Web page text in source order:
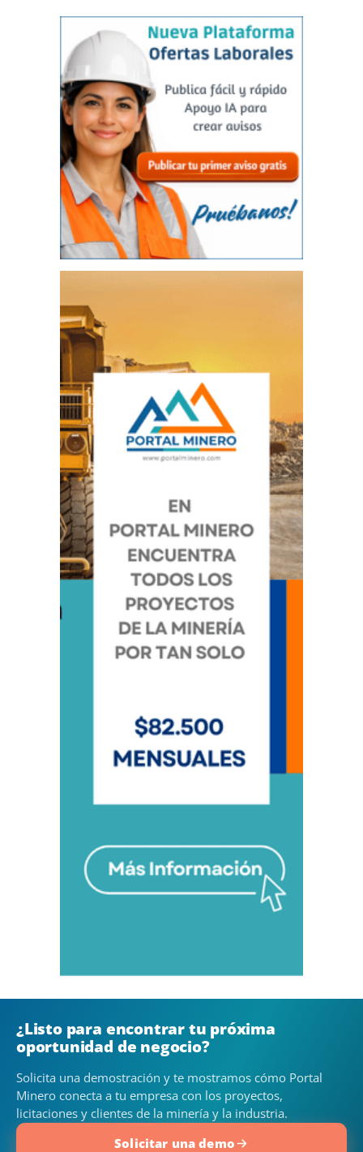
¿Listo para encontrar tu próxima
oportunidad de negocio?
Solicita una demostración y te mostramos cómo Portal
Minero conecta a tu empresa con los proyectos,
licitaciones y clientes de la minería y la industria.
Solicitar una demo